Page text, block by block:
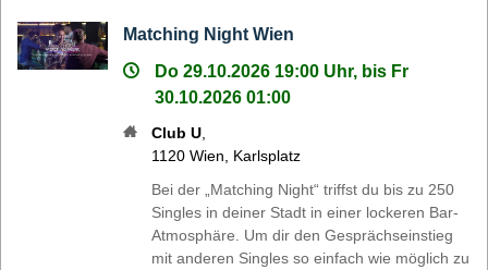
Matching Night Wien
Do 29.10.2026 19:00 Uhr, bis Fr
30.10.2026 01:00
Club U
1120 Wien
Karlsplatz
Bei der „Matching Night“ triffst du bis zu 250
Singles in deiner Stadt in einer lockeren Bar-
Atmosphäre. Um dir den Gesprächseinstieg
mit anderen Singles so einfach wie möglich zu